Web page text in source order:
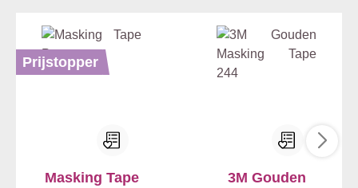
Prijstopper
Masking Tape
3M Gouden